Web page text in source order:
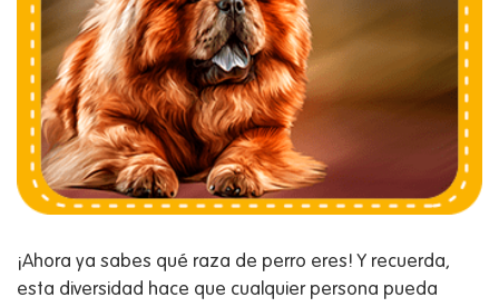
¡Ahora ya sabes qué raza de perro eres! Y recuerda,
esta diversidad hace que cualquier persona pueda